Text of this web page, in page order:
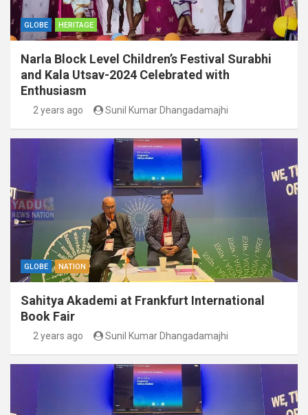
GLOBE HERITAGE
Narla Block Level Children’s Festival Surabhi
and Kala Utsav-2024 Celebrated with
Enthusiasm
2 years ago Sunil Kumar Dhangadamajhi
GLOBE NATION
Sahitya Akademi at Frankfurt International
Book Fair
2 years ago Sunil Kumar Dhangadamajhi